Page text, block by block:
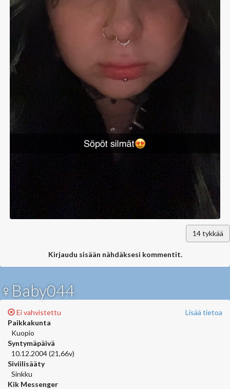
14tykkää
Kirjaudu sisään nähdäksesi kommentit.
♀Baby044
Lisää tietoa
Ei vahvistettu
Paikkakunta
Kuopio
Syntymäpäivä
10.12.2004 (21,66v)
Siviilisääty
Sinkku
Kik Messenger